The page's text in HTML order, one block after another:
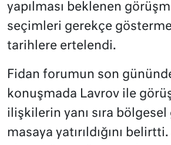
yapılması beklenen
seçimleri gerekçe
tarihlere ertelendi.
Fidan forumun son
konuşmada Lavrov ile
ilişkilerin yanı sıra
masaya yatırıldığını belirtti.